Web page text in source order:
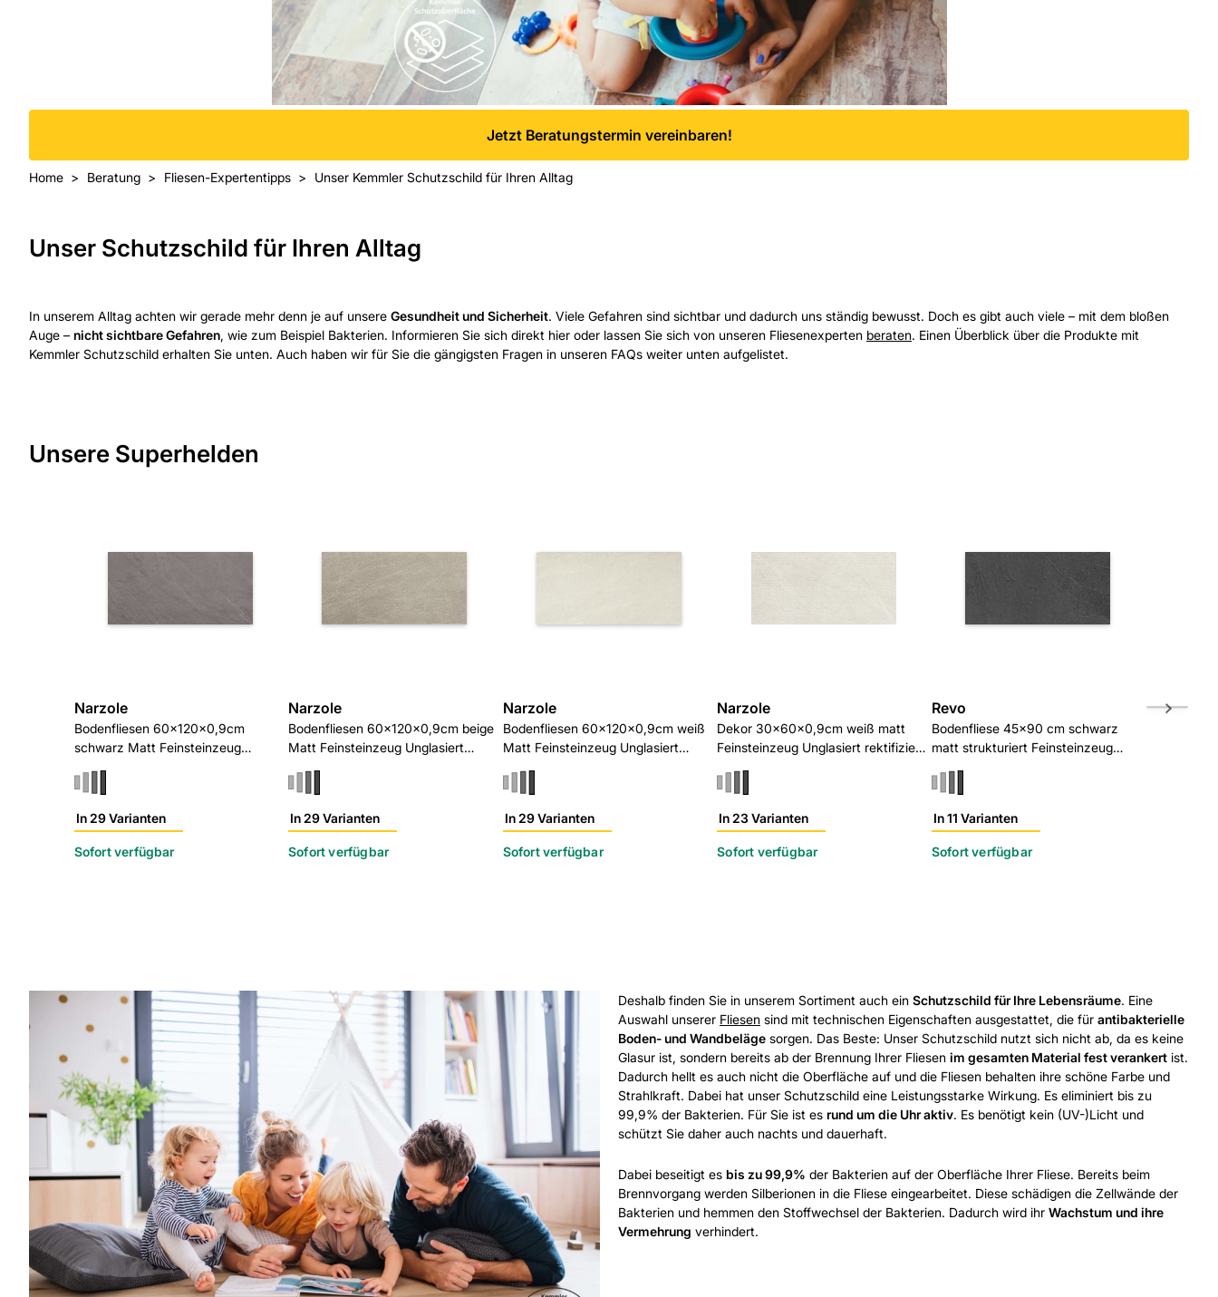
Jetzt Beratungstermin vereinbaren!
Home Beratung Fliesen-Expertentipps Unser Kemmler Schutzschild für Ihren Alltag
Unser Schutzschild für Ihren Alltag
In unserem Alltag achten wir gerade mehr denn je auf unsere Gesundheit und Sicherheit. Viele Gefahren sind sichtbar und dadurch uns ständig bewusst. Doch es gibt auch viele – mit dem bloßen
Auge – nicht sichtbare Gefahren, wie zum Beispiel Bakterien. Informieren Sie sich direkt hier oder lassen Sie sich von unseren Fliesenexperten beraten. Einen Überblick über die Produkte mit
Kemmler Schutzschild erhalten Sie unten. Auch haben wir für Sie die gängigsten Fragen in unseren FAQs weiter unten aufgelistet.
Unsere Superhelden
Narzole
Bodenfliesen 60x120x0,9cm
schwarz Matt Feinsteinzeug
In 29 Varianten
Sofort verfügbar
Narzole
Bodenfliesen 60x120x0,9cm beige
Matt Feinsteinzeug Unglasiert
In 29 Varianten
Sofort verfügbar
Narzole
Bodenfliesen 60x120x0,9cm weiß
Matt Feinsteinzeug Unglasiert
In 29 Varianten
Sofort verfügbar
Narzole
Dekor 30x60x0,9cm weiß matt
Feinsteinzeug Unglasiert rektifiziert
In 23 Varianten
Sofort verfügbar
Revo
Bodenfliese 45x90 cm schwarz
matt strukturiert Feinsteinzeug
In 11 Varianten
Sofort verfügbar
Revo
Deshalb finden Sie in unserem Sortiment auch ein Schutzschild für Ihre Lebensräume. Eine
Auswahl unserer Fliesen sind mit technischen Eigenschaften ausgestattet, die für antibakterielle
Boden- und Wandbeläge sorgen. Das Beste: Unser Schutzschild nutzt sich nicht ab, da es keine
Glasur ist, sondern bereits ab der Brennung Ihrer Fliesen im gesamten Material fest verankert ist.
Dadurch hellt es auch nicht die Oberfläche auf und die Fliesen behalten ihre schöne Farbe und
Strahlkraft. Dabei hat unser Schutzschild eine Leistungsstarke Wirkung. Es eliminiert bis zu
99,9% der Bakterien. Für Sie ist es rund um die Uhr aktiv. Es benötigt kein (UV-)Licht und
schützt Sie daher auch nachts und dauerhaft.
Dabei beseitigt es bis zu 99,9% der Bakterien auf der Oberfläche Ihrer Fliese. Bereits beim
Brennvorgang werden Silberionen in die Fliese eingearbeitet. Diese schädigen die Zellwände der
Bakterien und hemmen den Stoffwechsel der Bakterien. Dadurch wird ihr Wachstum und ihre
Vermehrung verhindert.